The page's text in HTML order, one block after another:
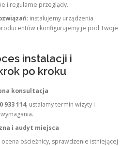
i regularne przeglądy.
: instalujemy urządzenia
i konfigurujemy je pod Twoje
instalacji i
po kroku
konsultacja
933 114; ustalamy termin wizyty i
i audyt miejsca
ościeżnicy, sprawdzenie istniejącej